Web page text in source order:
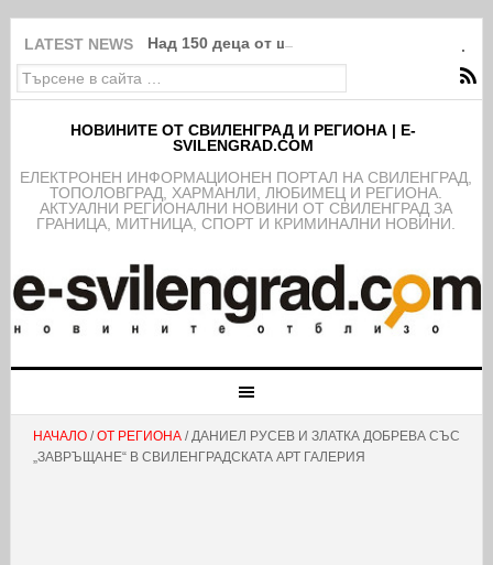
LATEST NEWS Над 150 деца от школата на ФК
НОВИНИТЕ ОТ СВИЛЕНГРАД И РЕГИОНА | E-
SVILENGRAD.COM
EЛЕКТРОНЕН ИНФОРМАЦИОНЕН ПОРТАЛ НА СВИЛЕНГРАД,
ТОПОЛОВГРАД, ХАРМАНЛИ, ЛЮБИМЕЦ И РЕГИОНА.
АКТУАЛНИ РЕГИОНАЛНИ НОВИНИ ОТ СВИЛЕНГРАД ЗА
ГРАНИЦА, МИТНИЦА, СПОРТ И КРИМИНАЛНИ НОВИНИ.
НАЧАЛО/ОТ РЕГИОНА/ ДАНИЕЛ РУСЕВ И ЗЛАТКА ДОБРЕВА СЪС
„ЗАВРЪЩАНЕ“ В СВИЛЕНГРАДСКАТА АРТ ГАЛЕРИЯ